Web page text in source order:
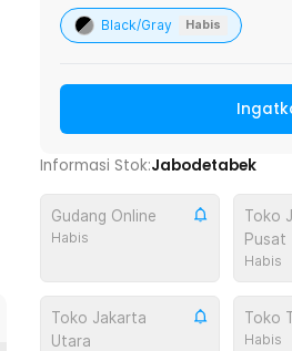
Black/Gray Habis
Informasi Stok:Jabodetabek
Gudang Online
Habis
Toko
Pusat
Habis
Toko Jakarta
Utara
Toko
Habis